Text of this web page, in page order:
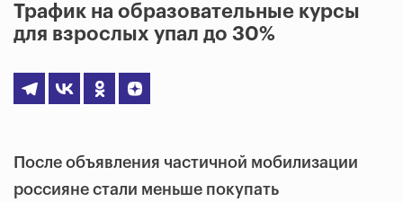
Трафик на образовательные курсы
для взрослых упал до 30%
После объявления частичной мобилизации
россияне стали меньше покупать